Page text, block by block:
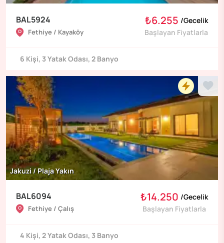
BAL5924
Fethiye / Kayaköy
₺6.255 /Gecelik
Başlayan Fiyatlarla
6 Kişi, 3Yatak Odası, 2 Banyo
Jakuzi / Plaja Yakın
BAL6094
Fethiye / Çalış
₺14.250 /Gecelik
Başlayan Fiyatlarla
4 Kişi, 2Yatak Odası, 3 Banyo